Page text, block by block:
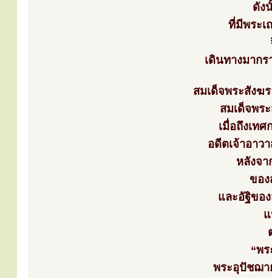
ดัง
ที่มีพระเ
เดินทางมาก
สมเด็จพระสังฆ
สมเด็จพร
เมื่อถึงเท
อดีตเจ้าอาว
หลังจา
ขอ
และอัฐิขอ
“พ
พระอุปัชฌา